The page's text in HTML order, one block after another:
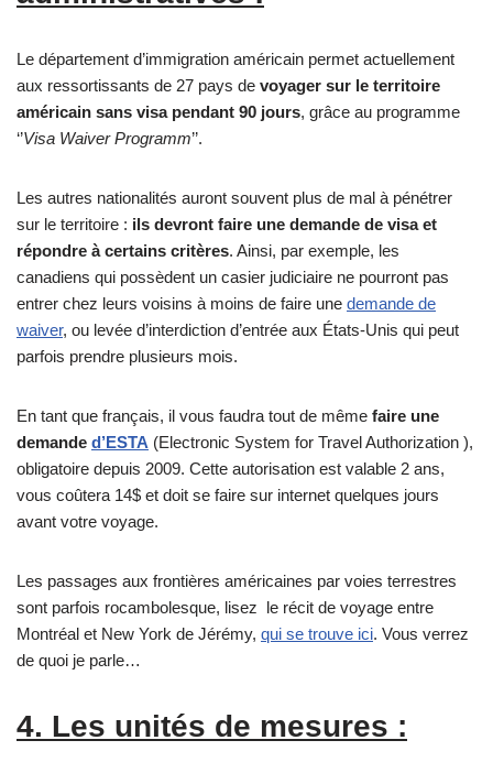
Le département d’immigration américain permet actuellement
aux ressortissants de 27 pays de voyager sur le territoire
américain sans visa pendant 90 jours, grâce au programme
‘’Visa Waiver Programm’’.
Les autres nationalités auront souvent plus de mal à pénétrer
sur le territoire : ils devront faire une demande de visa et
répondre à certains critères. Ainsi, par exemple, les
canadiens qui possèdent un casier judiciaire ne pourront pas
entrer chez leurs voisins à moins de faire une demande de
waiver, ou levée d’interdiction d’entrée aux États-Unis qui peut
parfois prendre plusieurs mois.
En tant que français, il vous faudra tout de même faire une
demande d’ESTA (Electronic System for Travel Authorization ),
obligatoire depuis 2009. Cette autorisation est valable 2 ans,
vous coûtera 14$ et doit se faire sur internet quelques jours
avant votre voyage.
Les passages aux frontières américaines par voies terrestres
sont parfois rocambolesque, lisez le récit de voyage entre
Montréal et New York de Jérémy, qui se trouve ici. Vous verrez
de quoi je parle…
4. Les unités de mesures :